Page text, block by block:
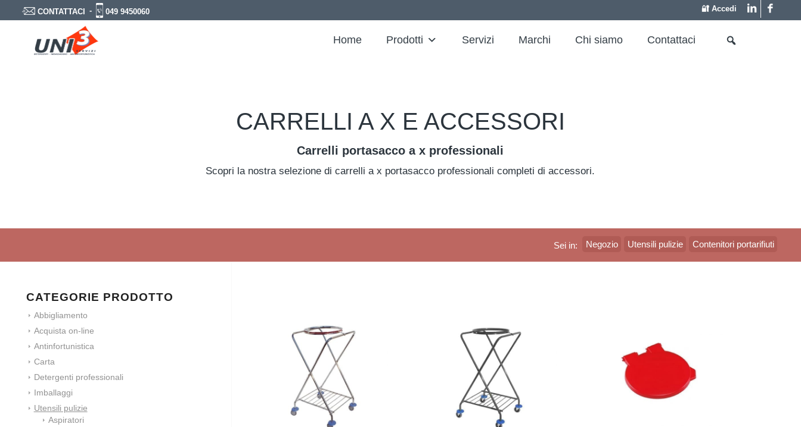
🔐 Accedi
CONTATTACI - 049 9450060
Home Prodotti Servizi Marchi Chi siamo Contattaci
CARRELLI A X E ACCESSORI
Carrelli portasacco a x professionali
Scopri la nostra selezione di carrelli a x portasacco professionali completi di accessori.
Sei in: Negozio Utensili pulizie Contenitori portarifiuti
CATEGORIE PRODOTTO
Abbigliamento
Acquista on-line
Antinfortunistica
Carta
Detergenti professionali
Imballaggi
Utensili pulizie
Aspiratori